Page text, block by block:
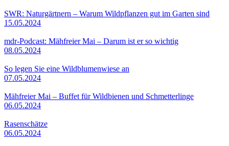
SWR: Naturgärtnern – Warum Wildpflanzen gut im Garten sind
15.05.2024
mdr-Podcast: Mähfreier Mai – Darum ist er so wichtig
08.05.2024
So legen Sie eine Wildblumenwiese an
07.05.2024
Mähfreier Mai – Buffet für Wildbienen und Schmetterlinge
06.05.2024
Rasenschätze
06.05.2024